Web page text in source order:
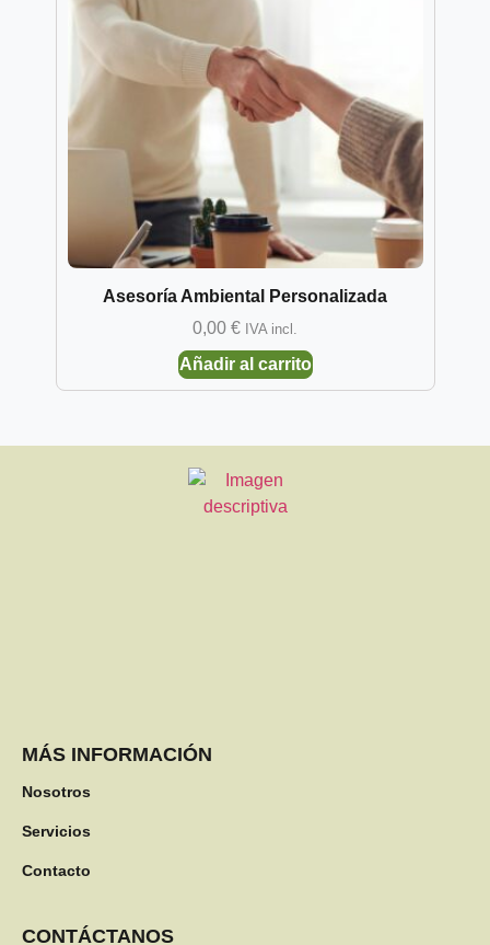
Asesoría Ambiental Personalizada
0,00 € IVA incl.
Añadir al carrito
MÁS INFORMACIÓN
Nosotros
Servicios
Contacto
CONTÁCTANOS